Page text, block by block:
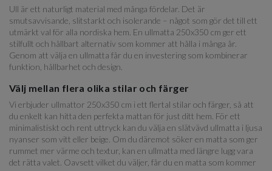
Ull är ett naturligt material med många fördelar. Det är
smutsavvisande, slitstarkt och isolerande – något som gör det till ett
utmärkt val för alla nordiska hem. En ullmatta 250x350 cm ger ett
stilfullt och hållbart alternativ som kommer att hålla i många år.
Genom att välja en ullmatta får du en investering som kombinerar
funktion, hållbarhet och design.
Välj mellan flera olika stilar och färger
Vi erbjuder ullmattor 250x350 cm i ett flertal stilar och färger, så att
du enkelt kan hitta den perfekta mattan för just ditt hem. För ett
minimalistiskt och rent uttryck kan du välja en slätvävd ullmatta i ljusa
nyanser som vitt eller beige. Om du däremot söker en matta som ger
rummet mer värme och textur, kan en ullmatta med längre lugg vara
det rätta valet. Oavsett vilket du väljer, får du en matta som kommer